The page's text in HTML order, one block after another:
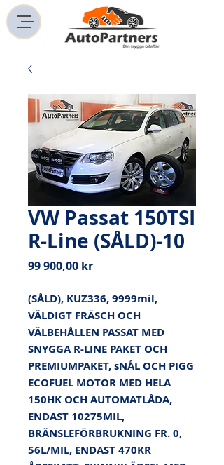
VW Passat 150TSI
R-Line (SÅLD)-10
99 900,00 krPris
(SÅLD), KUZ336, 9999mil,
VÄLDIGT FRÄSCH OCH
VÄLBEHÅLLEN PASSAT MED
SNYGGA R-LINE PAKET OCH
PREMIUMPAKET, sNÅL OCH PIGG
ECOFUEL MOTOR MED HELA
150HK OCH AUTOMATLÅDA,
ENDAST 10275MIL,
BRÄNSLEFÖRBRUKNING FR. 0,
56L/MIL, ENDAST 470KR